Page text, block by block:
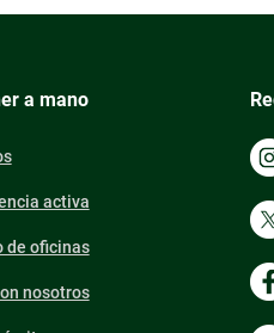
a mano
activa
de oficinas
nosotros